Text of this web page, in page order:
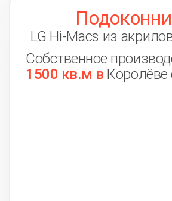
LG Hi-Macs из
Собственное
1500 кв.м в Королёве